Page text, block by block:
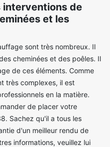
de
et les
sont très nombreux. Il
cheminées et des poêles. Il
de ces éléments. Comme
très complexes, il est
en la matière.
de placer votre
Sachez qu'il a tous les
d'un meilleur rendu de
informations, veuillez lui